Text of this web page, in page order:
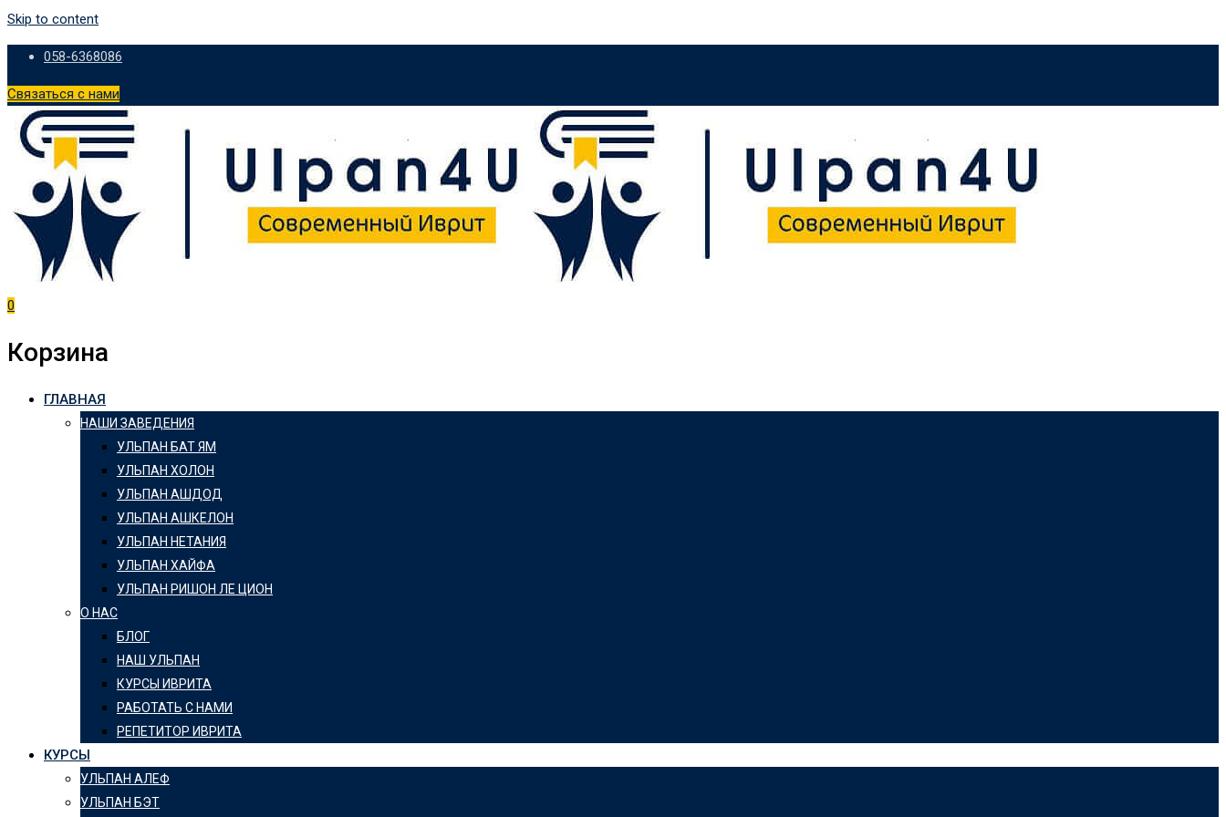
Skip to content
058-6368086
Связаться с нами
0
Корзина
ГЛАВНАЯ
НАШИ ЗАВЕДЕНИЯ
УЛЬПАН БАТ ЯМ
УЛЬПАН ХОЛОН
УЛЬПАН АШДОД
УЛЬПАН АШКЕЛОН
УЛЬПАН НЕТАНИЯ
УЛЬПАН ХАЙФА
УЛЬПАН РИШОН ЛЕ ЦИОН
О НАС
БЛОГ
НАШ УЛЬПАН
КУРСЫ ИВРИТА
РАБОТАТЬ С НАМИ
РЕПЕТИТОР ИВРИТА
КУРСЫ
УЛЬПАН АЛЕФ
УЛЬПАН БЭТ